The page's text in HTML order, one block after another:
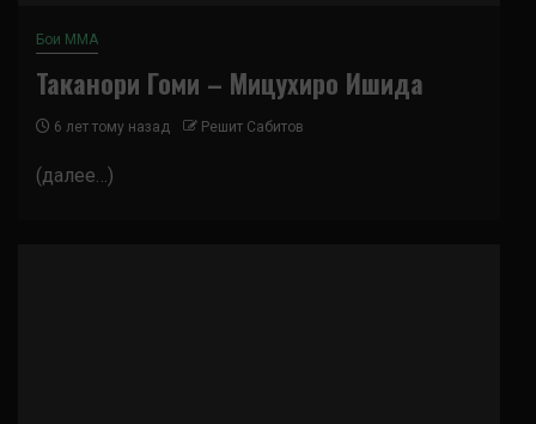
Бои ММА
Таканори Гоми – Мицухиро Ишида
6 лет тому назад Решит Сабитов
(далее…)